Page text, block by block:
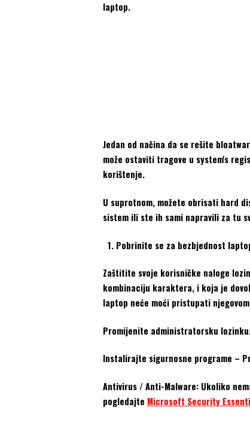
laptop.
Jedan od načina da se rešite
može ostaviti tragove u system's
korištenje.
U suprotnom, možete obrisati hard
sistem ili ste ih sami napravili za tu
Pobrinite se za bezbjednost
Zaštitite svoje korisničke naloge
kombinaciju karaktera, i koja je
laptop neće moći pristupati
Promijenite administratorsku
Instalirajte sigurnosne programe –
Antivirus / Anti-Malware: Ukoliko
pogledajte Microsoft Security